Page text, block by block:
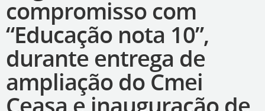
compromisso com
“Educação nota 10”,
durante entrega de
ampliação do Cmei